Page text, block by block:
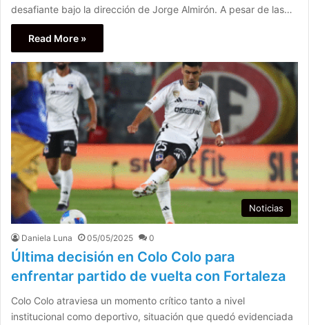
desafiante bajo la dirección de Jorge Almirón. A pesar de las…
Read More »
Noticias
Daniela Luna 05/05/2025 0
Última decisión en Colo Colo para
enfrentar partido de vuelta con Fortaleza
Colo Colo atraviesa un momento crítico tanto a nivel
institucional como deportivo, situación que quedó evidenciada